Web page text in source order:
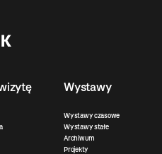
Wystawy
Wystawy czasowe
Wystawy stałe
Archiwum
Projekty